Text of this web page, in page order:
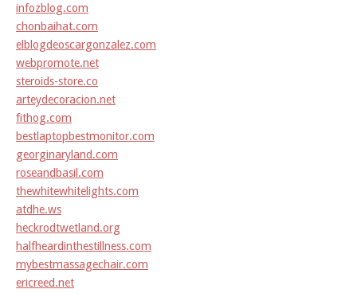
infozblog.com
chonbaihat.com
elblogdeoscargonzalez.com
webpromote.net
steroids-store.co
arteydecoracion.net
fithog.com
bestlaptopbestmonitor.com
georginaryland.com
roseandbasil.com
thewhitewhitelights.com
atdhe.ws
heckrodtwetland.org
halfheardinthestillness.com
mybestmassagechair.com
ericreed.net